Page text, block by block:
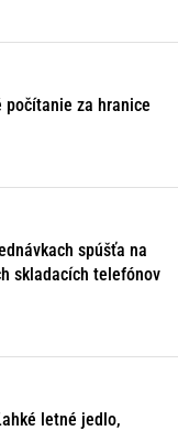
počítanie za hranice
spúšťa na
skladacích telefónov
letné jedlo,